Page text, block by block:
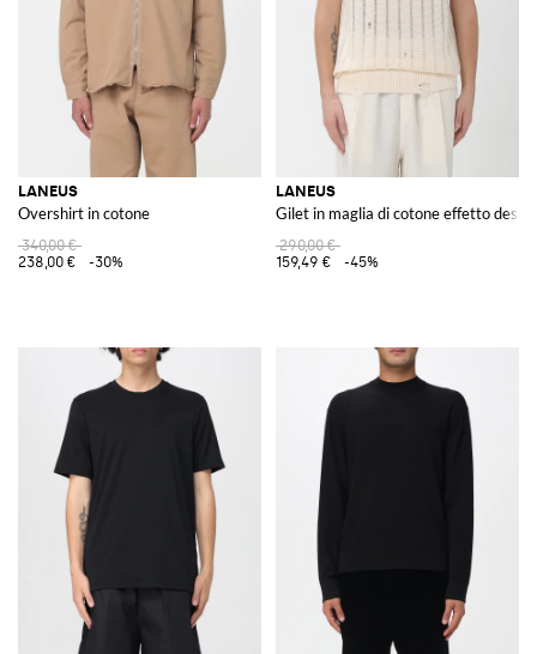
LANEUS
Overshirt in cotone
340,00 €
238,00 €
-30%
LANEUS
Gilet in maglia di cotone effetto
290,00 €
159,49 €
-45%